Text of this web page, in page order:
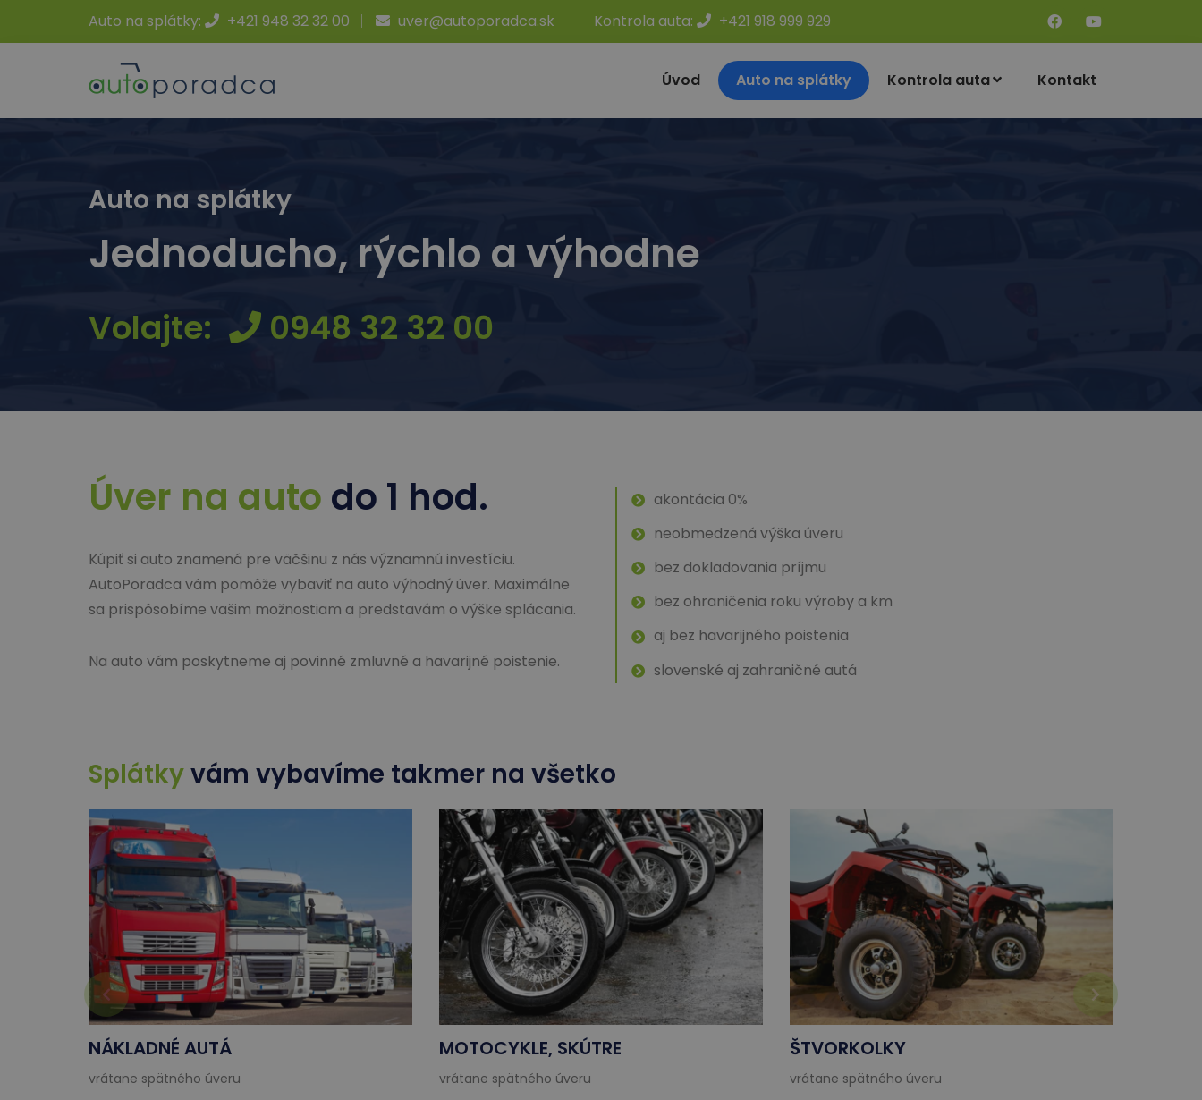
Auto na splátky: +421 948 32 32 00 uver@autoporadca.sk Kontrola auta: +421 918 999 929
Úvod Auto na splátky Kontrola auta Kontakt
Auto na splátky
Jednoducho, rýchlo a výhodne
Volajte: 0948 32 32 00
Úver na auto do 1 hod.
Kúpiť si auto znamená pre väčšinu z nás významnú investíciu.
AutoPoradca vám pomôže vybaviť na auto výhodný úver. Maximálne
sa prispôsobíme vašim možnostiam a predstavám o výške splácania.
Na auto vám poskytneme aj povinné zmluvné a havarijné poistenie.
akontácia 0%
neobmedzená výška úveru
bez dokladovania príjmu
bez ohraničenia roku výroby a km
aj bez havarijného poistenia
slovenské aj zahraničné autá
Splátkyvám vybavíme takmer na všetko
NÁKLADNÉ AUTÁ
vrátane spätného úveru
MOTOCYKLE, SKÚTRE
vrátane spätného úveru
ŠTVORKOLKY
vrátane spätného úveru